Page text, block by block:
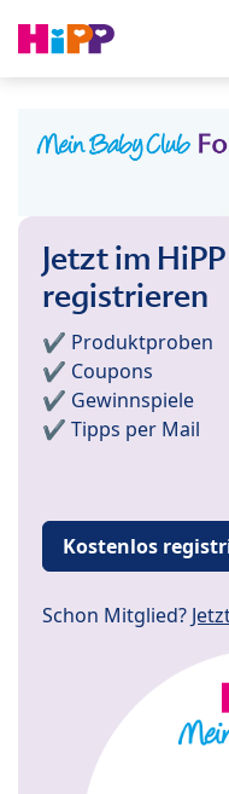
Jetzt im
registrieren
✔️ Produktproben
✔️ Coupons
✔️ Gewinnspiele
✔️ Tipps per Mail
Kostenlos
Schon Mitglied?